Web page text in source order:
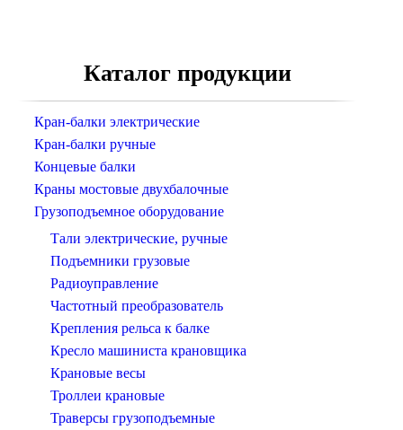
Каталог продукции
Кран-балки электрические
Кран-балки ручные
Концевые балки
Краны мостовые двухбалочные
Грузоподъемное оборудование
Тали электрические, ручные
Подъемники грузовые
Радиоуправление
Частотный преобразователь
Крепления рельса к балке
Кресло машиниста крановщика
Крановые весы
Троллеи крановые
Траверсы грузоподъемные